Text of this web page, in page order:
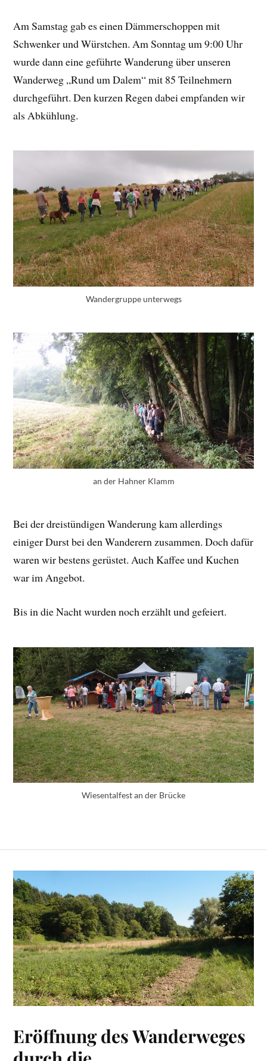
Am Samstag gab es einen Dämmerschoppen mit
Schwenker und Würstchen. Am Sonntag um 9:00 Uhr
wurde dann eine geführte Wanderung über unseren
Wanderweg „Rund um Dalem“ mit 85 Teilnehmern
durchgeführt. Den kurzen Regen dabei empfanden wir
als Abkühlung.
Wandergruppe unterwegs
an der Hahner Klamm
Bei der dreistündigen Wanderung kam allerdings
einiger Durst bei den Wanderern zusammen. Doch dafür
waren wir bestens gerüstet. Auch Kaffee und Kuchen
war im Angebot.
Bis in die Nacht wurden noch erzählt und gefeiert.
Wiesentalfest an der Brücke
Eröffnung des Wanderweges